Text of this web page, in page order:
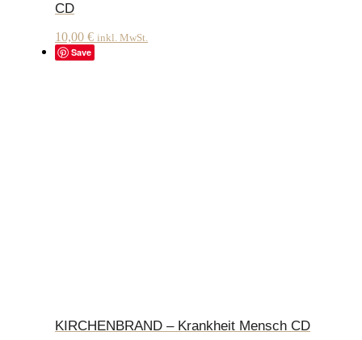
CD
10,00 € inkl. MwSt.
Save
KIRCHENBRAND – Krankheit Mensch CD